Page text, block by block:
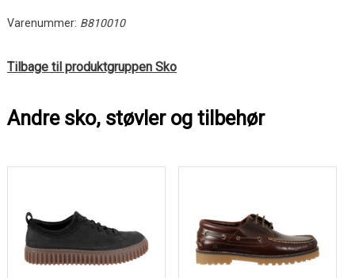
Varenummer: B810010
Tilbage til produktgruppen Sko
Andre sko, støvler og tilbehør